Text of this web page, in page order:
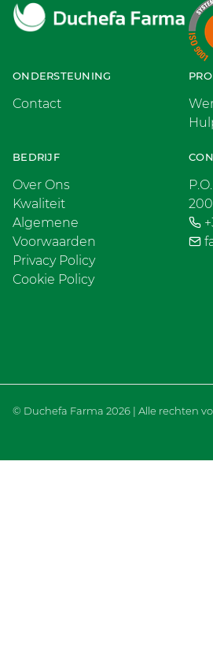
ONDERSTEUNING
Contact
BEDRIJF
Over Ons
Kwaliteit
Algemene
Voorwaarden
Privacy Policy
Cookie Policy
© Duchefa Farma 2026 | Alle rechten